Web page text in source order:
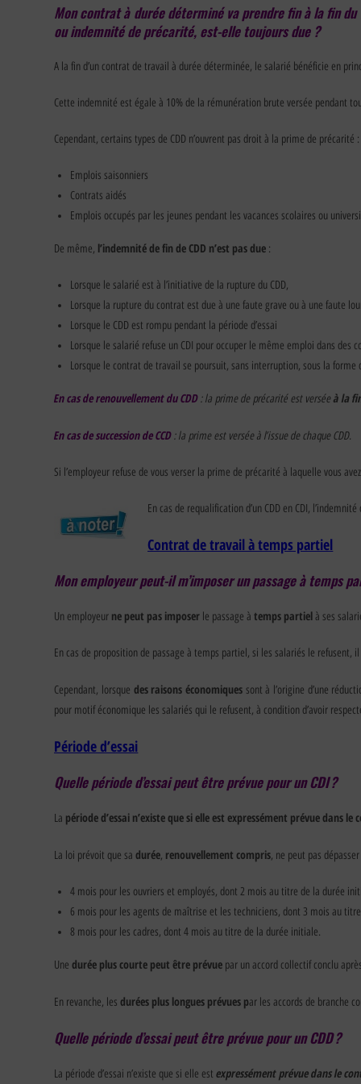
Mon contrat à durée déterminé va prendre fin à la fin
ou indemnité de précarité, est-elle toujours due ?
A la fin d’un contrat de travail à durée déterminée, le salarié bénéficie en
Cette indemnité est égale à 10% de la rémunération brute versée pendant
Cependant, certains types de CDD n’ouvrent pas droit à la prime de précarité :
Emplois saisonniers
Contrats aidés
Emplois occupés par les jeunes pendant les vacances scolaires ou
De même, l’indemnité de fin de CDD n’est pas due :
Lorsque le salarié est à l’initiative de la rupture du CDD,
Lorsque la rupture du contrat est due à une faute grave ou à une faute
Lorsque le CDD est rompu pendant la période d’essai
Lorsque le salarié refuse un CDI pour occuper le même emploi dans
Lorsque le contrat de travail se poursuit, sans interruption, sous la forme
En cas de renouvellement du CDD: la prime de précarité est verséeà la
En cas de succession de CCD: la prime est versée à l’issue de chaque CDD.
Si l’employeur refuse de vous verser la prime de précarité à laquelle vous
En cas de requalification d’un CDD en CDI,
Contrat de travail à temps partiel
Mon employeur peut-il m’imposer un passage à temps
Un employeur ne peut pas imposer le passage àtemps partielà ses
En cas de proposition de passage à temps partiel, si les salariés le
Cependant, lorsque des raisons économiquessont à l’origine d’une
pour motif économique les salariés qui le refusent, à condition d’avoir
Période d’essai
Quelle période d’essai peut être prévue pour un CDI ?
La période d’essai n’existe que si elle est expressément prévue dans
La loi prévoit que sadurée, renouvellement compris, ne peut pas
4 mois pour les ouvriers et employés, dont 2 mois au titre de la durée
6 mois pour les agents de maîtrise et les techniciens, dont 3 mois au
8 mois pour les cadres, dont 4 mois au titre de la durée initiale.
Unedurée plus courte peut être prévue par un accord collectif conclu
En revanche, lesdurées plus longues prévues par les accords de branche
Quelle période d’essai peut être prévue pour un CDD ?
La période d’essai n’existe que si elle estexpressément prévue dans le